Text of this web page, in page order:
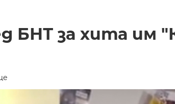
БНТ за хита им